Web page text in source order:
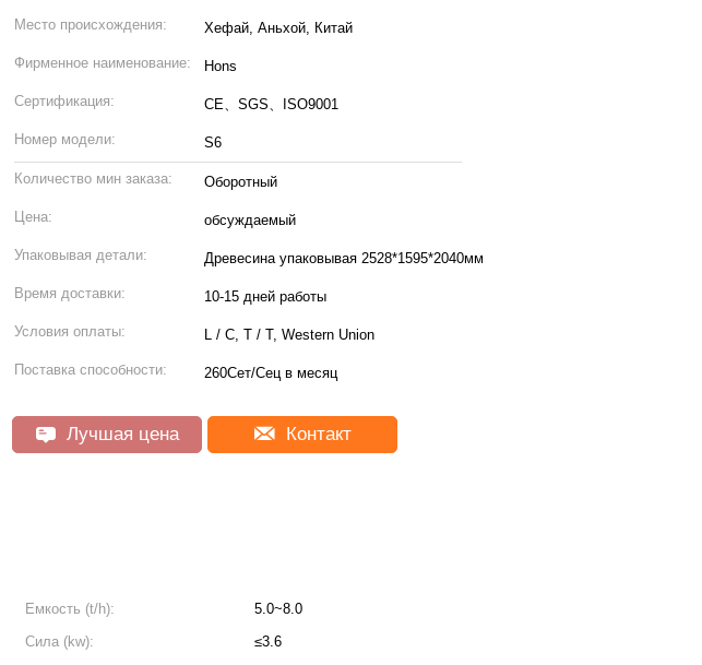
Место происхождения: Хефай, Аньхой, Китай
Фирменное наименование: Hons
Сертификация: CE、SGS、ISO9001
Номер модели: S6
Количество мин заказа: Оборотный
Цена: обсуждаемый
Упаковывая детали: Древесина упаковывая 2528*1595*2040мм
Время доставки: 10-15 дней работы
Условия оплаты: L / C, T / T, Western Union
Поставка способности: 260Сет/Сец в месяц
Лучшая цена Контакт
Емкость (t/h):
5.0~8.0
Сила (kw):
≤3.6